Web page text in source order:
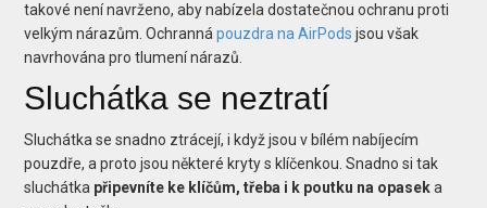
takové není navrženo, aby nabízela dostatečnou ochranu proti
velkým nárazům. Ochrannápouzdra na AirPods jsou však
navrhována pro tlumení nárazů.
Sluchátka se neztratí
Sluchátka se snadno ztrácejí, i když jsou v bílém nabíjecím
pouzdře, a proto jsou některé kryty s klíčenkou. Snadno si tak
sluchátka připevníte ke klíčům, třeba i k poutku na opaseka